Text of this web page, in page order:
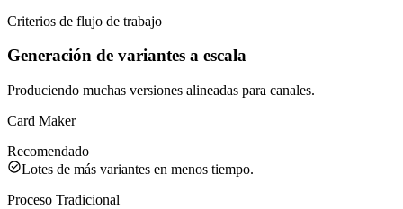
Criterios de flujo de trabajo
Generación de variantes a escala
Produciendo muchas versiones alineadas para canales.
Card Maker
Recomendado
Lotes de más variantes en menos tiempo.
Proceso Tradicional